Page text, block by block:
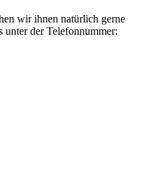
wir ihnen natürlich gerne
unter der Telefonnummer: